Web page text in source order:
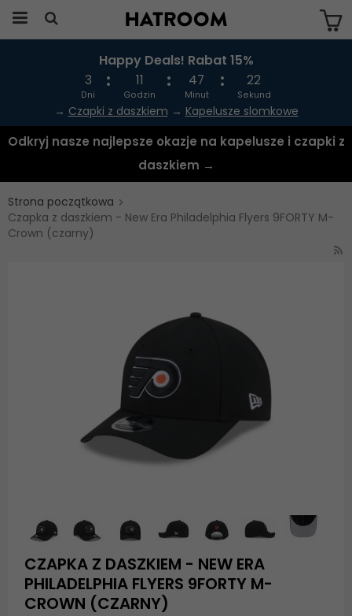
Produkten har blivit tillagd i varukorgen
Happy Deals! Rabat 15%
3
Dni
11
Godzin
47
Minut
22
Sekund
→ Czapki z daszkiem → Kapelusze slomkowe
Odkryj nasze najlepsze okazje na kapelusze i czapki z
daszkiem →
Strona początkowa
Czapka z daszkiem - New Era Philadelphia Flyers 9FORTY M-
Crown (czarny)
CZAPKA Z DASZKIEM - NEW ERA
PHILADELPHIA FLYERS 9FORTY M-
CROWN (CZARNY)